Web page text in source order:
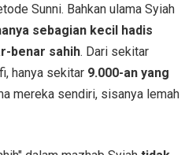
Sunni. Bahkan ulama Syiah
sebagian kecil hadis
benar sahih. Dari sekitar
hanya sekitar 9.000-an yang
mereka sendiri, sisanya lemah